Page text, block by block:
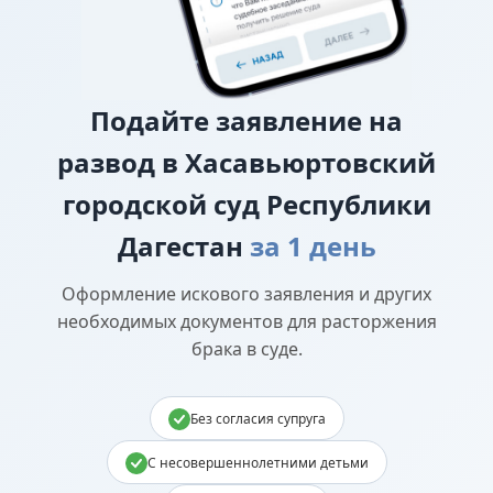
Подайте заявление на
развод в Хасавьюртовский
городской суд Республики
Дагестан за 1 день
Оформление искового заявления и других
необходимых документов для расторжения
брака в суде.
Без согласия супруга
С несовершеннолетними детьми